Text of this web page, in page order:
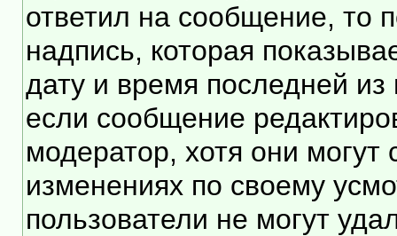
ответил на сообщение, то
надпись, которая
дату и время последней
если сообщение
модератор, хотя они
изменениях по своему
пользователи не могут